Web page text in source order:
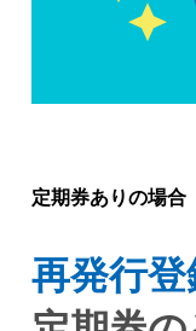
定期券ありの場合
再発行